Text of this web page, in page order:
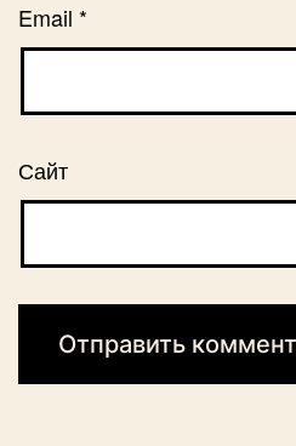
Email *
Сайт